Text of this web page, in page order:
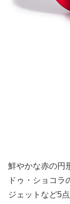
鮮やかな赤の円
ドゥ・ショコラ
ジェットなど5